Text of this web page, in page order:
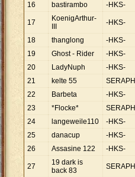
16
bastirambo -HKS-
17
KoenigArthur-
-HKS-
18 thanglong -HKS-
19
Ghost - Rider -HKS-
20
LadyNuph -HKS-
21
kelte 55 SERAPH
22
Barbeta -HKS-
23
*Flocke* SERAPH
24
langeweile110 -HKS-
25
danacup -HKS-
26
Assasine 122 -HKS-
27
19 dark is
back 83
SERAPH